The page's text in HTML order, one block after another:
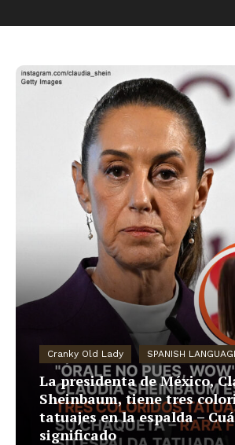
Cranky Old Lady SPANISH
La presidenta de México,
Sheinbaum, tiene tres
tatuajes en la espalda –
significado